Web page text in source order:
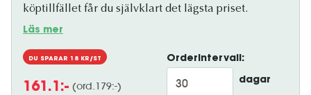
köptillfället får du självklart det lägsta priset.
Läs mer
DU SPARAR 18 KR/ST
161.1 :- (ord.179:-)
Orderintervall:
dagar